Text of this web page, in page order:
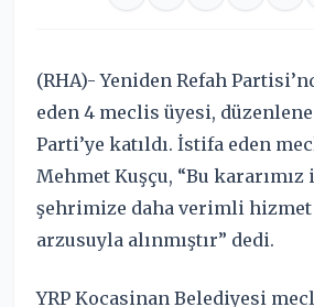
(RHA)- Yeniden Refah
eden 4 meclis üyesi,
Parti’ye katıldı. İstifa eden
Mehmet Kuşçu, “Bu kararımız
şehrimize daha verimli hizmet
arzusuyla alınmıştır” dedi.
YRP Kocasinan Belediyesi